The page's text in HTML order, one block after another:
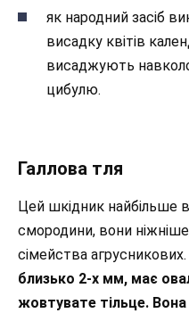
як народний засіб
висадку квітів
висаджують
цибулю.
Галлова тля
Цей шкідник найбільше
смородини, вони
сімейства агрусникових.
близько 2-х мм, має
жовтувате тільце.